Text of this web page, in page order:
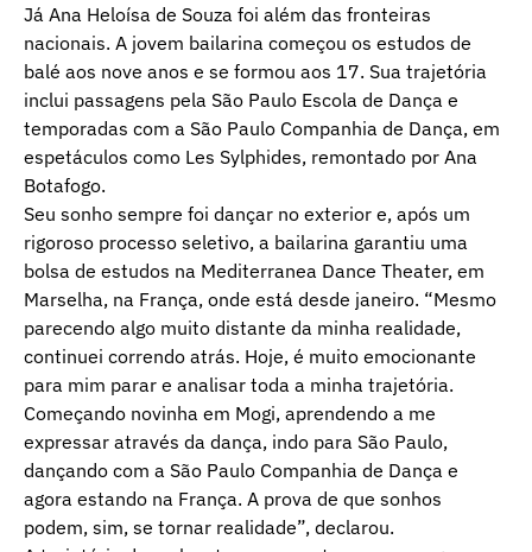
Já Ana Heloísa de Souza foi além das fronteiras
nacionais. A jovem bailarina começou os estudos de
balé aos nove anos e se formou aos 17. Sua trajetória
inclui passagens pela São Paulo Escola de Dança e
temporadas com a São Paulo Companhia de Dança, em
espetáculos como Les Sylphides, remontado por Ana
Botafogo.
Seu sonho sempre foi dançar no exterior e, após um
rigoroso processo seletivo, a bailarina garantiu uma
bolsa de estudos na Mediterranea Dance Theater, em
Marselha, na França, onde está desde janeiro. “Mesmo
parecendo algo muito distante da minha realidade,
continuei correndo atrás. Hoje, é muito emocionante
para mim parar e analisar toda a minha trajetória.
Começando novinha em Mogi, aprendendo a me
expressar através da dança, indo para São Paulo,
dançando com a São Paulo Companhia de Dança e
agora estando na França. A prova de que sonhos
podem, sim, se tornar realidade”, declarou.